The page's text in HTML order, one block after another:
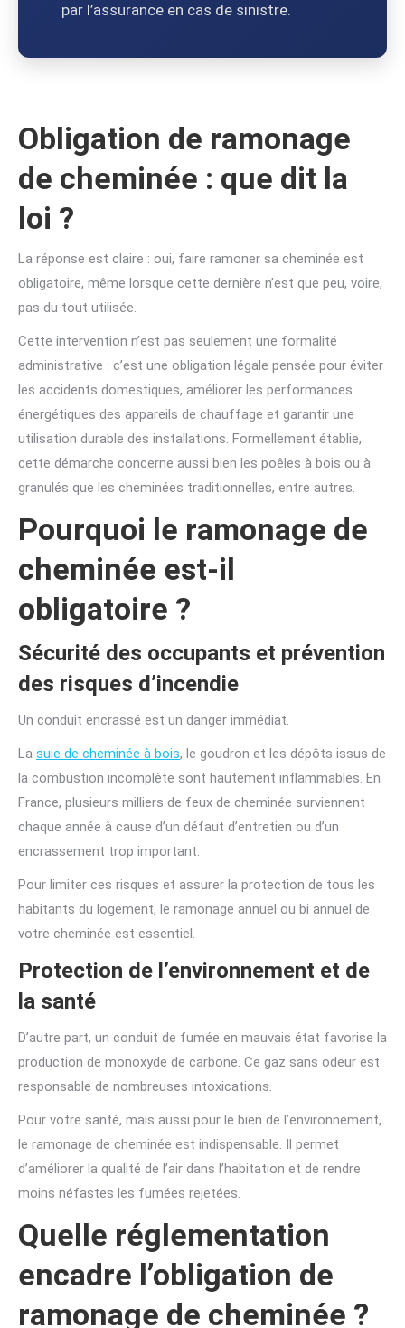
par l’assurance en cas de sinistre.
Obligation de ramonage
de cheminée : que dit la
loi ?
La réponse est claire : oui, faire ramoner sa cheminée est
obligatoire, même lorsque cette dernière n’est que peu, voire,
pas du tout utilisée.
Cette intervention n’est pas seulement une formalité
administrative : c’est une obligation légale pensée pour éviter
les accidents domestiques, améliorer les performances
énergétiques des appareils de chauffage et garantir une
utilisation durable des installations. Formellement établie,
cette démarche concerne aussi bien les poêles à bois ou à
granulés que les cheminées traditionnelles, entre autres.
Pourquoi le ramonage de
cheminée est-il
obligatoire ?
Sécurité des occupants et prévention
des risques d’incendie
Un conduit encrassé est un danger immédiat.
La suie de cheminée à bois, le goudron et les dépôts issus de
la combustion incomplète sont hautement inflammables. En
France, plusieurs milliers de feux de cheminée surviennent
chaque année à cause d’un défaut d’entretien ou d’un
encrassement trop important.
Pour limiter ces risques et assurer la protection de tous les
habitants du logement, le ramonage annuel ou bi annuel de
votre cheminée est essentiel.
Protection de l’environnement et de
la santé
D’autre part, un conduit de fumée en mauvais état favorise la
production de monoxyde de carbone. Ce gaz sans odeur est
responsable de nombreuses intoxications.
Pour votre santé, mais aussi pour le bien de l’environnement,
le ramonage de cheminée est indispensable. Il permet
d’améliorer la qualité de l’air dans l’habitation et de rendre
moins néfastes les fumées rejetées.
Quelle réglementation
encadre l’obligation de
ramonage de cheminée ?